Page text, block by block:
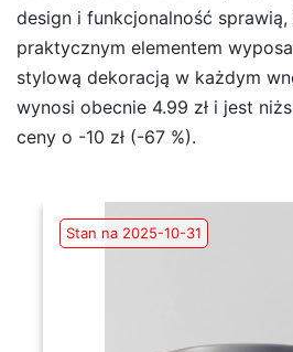
design i funkcjonalność
praktycznym elementem
stylową dekoracją w każdym
wynosi obecnie 4.99 zł i jest
ceny o -10 zł (-67 %).
Stan na 2025-10-31